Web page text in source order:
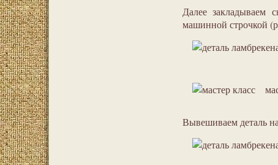
Далее закладываем
машинной строчкой
Вывешиваем деталь